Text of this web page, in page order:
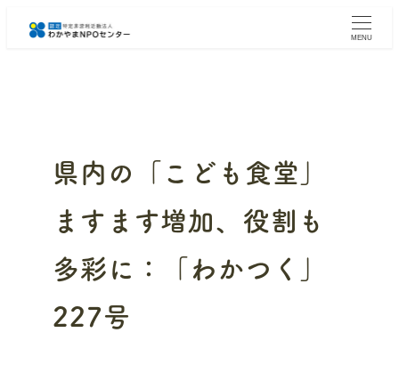
MENU
県内の「こども食堂」
ますます増加、役割も
多彩に：「わかつく」
227号